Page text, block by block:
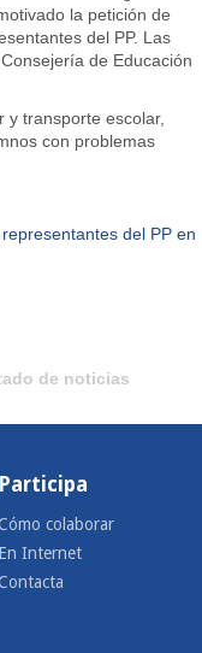
la petición de
del PP. Las
de Educación
y transporte escolar,
con problemas
del PP en
de noticias
Participa
colaborar
En Internet